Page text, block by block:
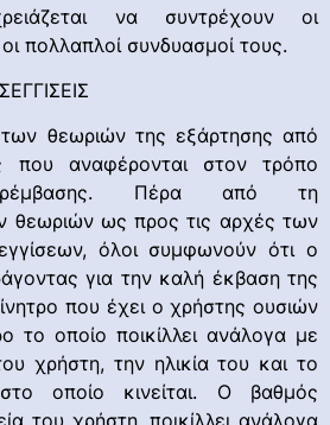
να συντρέχουν οι
πολλαπλοί συνδυασμοί τους.
θεωριών της εξάρτησης από
που αναφέρονται στον τρόπο
Πέρα από τη
θεωριών ως προς τις αρχές των
όλοι συμφωνούν ότι ο
για την καλή έκβαση της
που έχει ο χρήστης ουσιών
το οποίο ποικίλλει ανάλογα με
χρήστη, την ηλικία του και το
οποίο κινείται. Ο βαθμός